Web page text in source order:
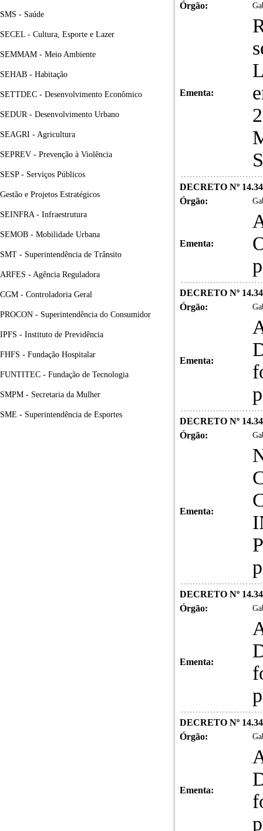
SMS - Saúde
SECEL - Cultura, Esporte e Lazer
SEMMAM - Meio Ambiente
SEHAB - Habitação
SETTDEC - Desenvolvimento Econômico
SEDUR - Desenvolvimento Urbano
SEAGRI - Agricultura
SEPREV - Prevenção à Violência
SESP - Serviços Públicos
Gestão e Projetos Estratégicos
SEINFRA - Infraestrutura
SEMOB - Mobilidade Urbana
SMT - Superintendência de Trânsito
ARFES - Agência Reguladora
CGM - Controladoria Geral
PROCON - Superintendência do Consumidor
IPFS - Instituto de Previdência
FHFS - Fundação Hospitalar
FUNTITEC - Fundação de Tecnologia
SMPM - Secretaria da Mulher
SME - Superintendência de Esportes
Órgão:
Ementa:
DECRETO Nº
Órgão:
Ementa:
DECRETO Nº
Órgão:
Ementa:
DECRETO Nº
Órgão:
Ementa:
DECRETO Nº
Órgão:
Ementa:
DECRETO Nº
Órgão:
Ementa: